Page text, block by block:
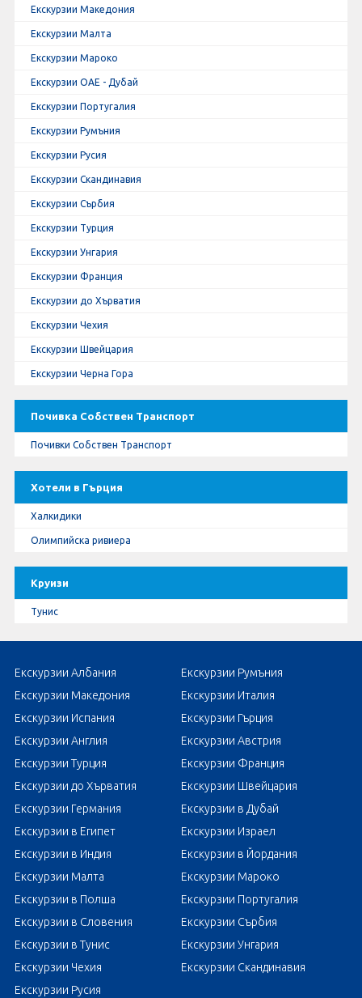
Екскурзии Македония
Екскурзии Малта
Екскурзии Мароко
Екскурзии ОАЕ - Дубай
Екскурзии Португалия
Екскурзии Румъния
Екскурзии Русия
Екскурзии Скандинавия
Екскурзии Сърбия
Екскурзии Турция
Екскурзии Унгария
Екскурзии Франция
Екскурзии до Хърватия
Екскурзии Чехия
Екскурзии Швейцария
Екскурзии Черна Гора
Почивка Собствен Транспорт
Почивки Собствен Транспорт
Хотели в Гърция
Халкидики
Олимпийска ривиера
Круизи
Тунис
Екскурзии Албания
Екскурзии Румъния
Екскурзии Македония
Екскурзии Италия
Екскурзии Испания
Екскурзии Гърция
Екскурзии Англия
Екскурзии Австрия
Екскурзии Турция
Екскурзии Франция
Екскурзии до Хърватия
Екскурзии Швейцария
Екскурзии Германия
Екскурзии в Дубай
Екскурзии в Египет
Екскурзии Израел
Екскурзии в Индия
Екскурзии в Йордания
Екскурзии Малта
Екскурзии Мароко
Екскурзии в Полша
Екскурзии Португалия
Екскурзии в Словения
Екскурзии Сърбия
Екскурзии в Тунис
Екскурзии Унгария
Екскурзии Чехия
Екскурзии Скандинавия
Екскурзии Русия